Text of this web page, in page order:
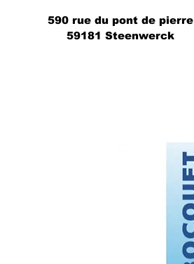
590 rue du pont de pierre
59181 Steenwerck